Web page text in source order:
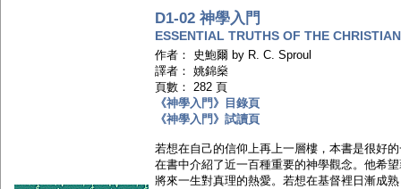
D1-02 神學入門
ESSENTIAL TRUTHS OF THE
作者： 史鮑爾 by R. C. Sproul
譯者： 姚錦燊
頁數： 282 頁
《神學入門》目錄頁
《神學入門》試讀頁
若想在自己的信仰上再上一層樓，本書是很好
在書中介紹了近一百種重要的神學觀念。他希
將來一生對真理的熱愛。若想在基督裡日漸成